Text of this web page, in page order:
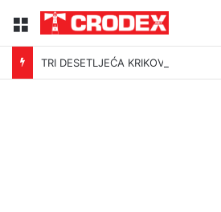
Menu
TRI DESETLJEĆA KRIKOVA OČAJNIKA